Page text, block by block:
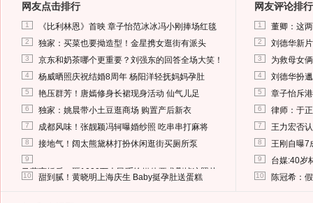
网友点击排行
1 《比利林恩》首映 章子怡范冰冰冯小刚捧场红毯
2 独家：买菜也要拗造型！金星携女逛街有派头
3 京东和奶茶哪个更重要？刘强东的回答全场大笑！
4 杨威晒照庆祝结婚8周年 杨阳洋轻抚妈妈孕肚
5 艳压群芳！唐嫣修身长裙现身活动 仙气儿足
6 独家：姚晨带小土豆逛商场 购置产后新衣
7 成都风味！张靓颖冯轲曝婚纱照 吃串串打麻将
8 接地气！阔太熊黛林打扮休闲逛街买厕所泵
9
马蓉离婚后，砸1000万人民币给媒体要求删掉这照片
10 甜到腻！黄晓明上海庆生 Baby挺孕肚送蛋糕
网友评论排行
1 董卿：这
2 刘德华新
3 为救母女
4 刘德华扮
5 章子怡斥
6 律师：于
7 王力宏否
8 王刚自曝7
9 台媒:40岁
10 陈冠希：